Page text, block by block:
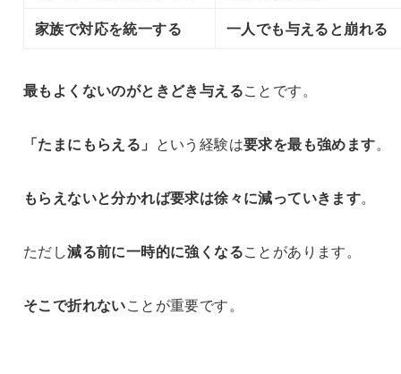
家族で対応を統一する
一人でも与えると崩れる
最もよくないのがときどき与えることです。
「たまにもらえる」 という経験は要求を最も強めます。
もらえないと分かれば要求は徐々に減っていきます。
ただし減る前に一時的に強くなることがあります。
そこで折れないことが重要です。